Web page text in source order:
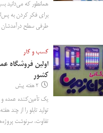
همانطور که می‌دانید
برای فکر کردن به
طرفی سطح درآمدشان
کسب و کار
اولین فروشگاه
کشور
2 هفته پیش
یک تأمین‌کننده عمده و
تولید تابلو را از چند
تفاوت، سرنوشت